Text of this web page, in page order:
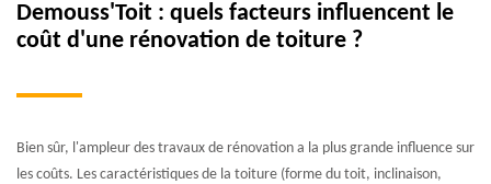
Demouss'Toit : quels facteurs influencent le
coût d'une rénovation de toiture ?
Bien sûr, l'ampleur des travaux de rénovation a la plus grande influence sur
les coûts. Les caractéristiques de la toiture (forme du toit, inclinaison,